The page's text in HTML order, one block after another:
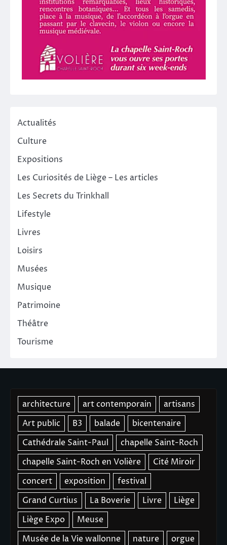
Actualités
Culture
Expositions
Les Curiosités de Liège – Les articles
Les Secrets du Trinkhall
Lifestyle
Livres
Loisirs
Musées
Musique
Patrimoine
Théâtre
Tourisme